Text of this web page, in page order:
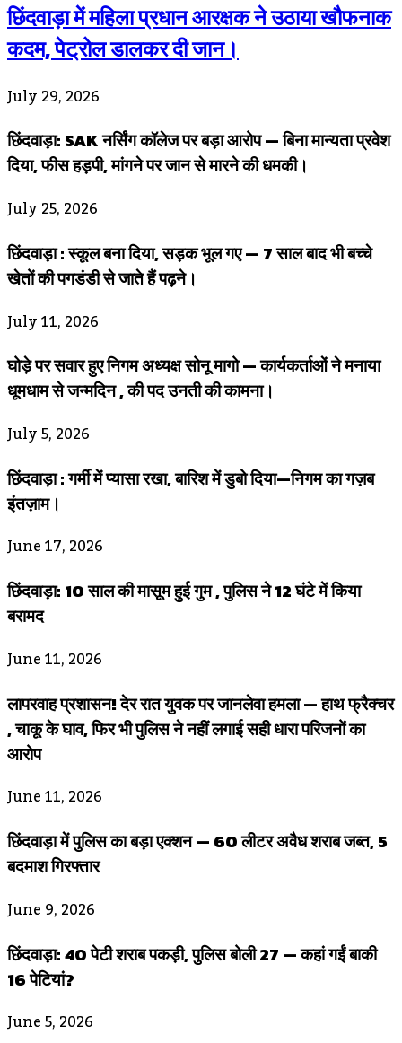
छिंदवाड़ा में महिला प्रधान आरक्षक ने उठाया खौफनाक
कदम, पेट्रोल डालकर दी जान।
July 29, 2026
छिंदवाड़ा: SAK नर्सिंग कॉलेज पर बड़ा आरोप — बिना मान्यता प्रवेश
दिया, फीस हड़पी, मांगने पर जान से मारने की धमकी।
July 25, 2026
छिंदवाड़ा : स्कूल बना दिया, सड़क भूल गए — 7 साल बाद भी बच्चे
खेतों की पगडंडी से जाते हैं पढ़ने।
July 11, 2026
घोड़े पर सवार हुए निगम अध्यक्ष सोनू मागो — कार्यकर्ताओं ने मनाया
धूमधाम से जन्मदिन , की पद उनती की कामना।
July 5, 2026
छिंदवाड़ा : गर्मी में प्यासा रखा, बारिश में डुबो दिया—निगम का गज़ब
इंतज़ाम।
June 17, 2026
छिंदवाड़ा: 10 साल की मासूम हुई गुम , पुलिस ने 12 घंटे में किया
बरामद
June 11, 2026
लापरवाह प्रशासन! देर रात युवक पर जानलेवा हमला — हाथ फ्रैक्चर
, चाकू के घाव, फिर भी पुलिस ने नहीं लगाई सही धारा परिजनों का
आरोप
June 11, 2026
छिंदवाड़ा में पुलिस का बड़ा एक्शन — 60 लीटर अवैध शराब जब्त, 5
बदमाश गिरफ्तार
June 9, 2026
छिंदवाड़ा: 40 पेटी शराब पकड़ी, पुलिस बोली 27 — कहां गईं बाकी
16 पेटियां?
June 5, 2026